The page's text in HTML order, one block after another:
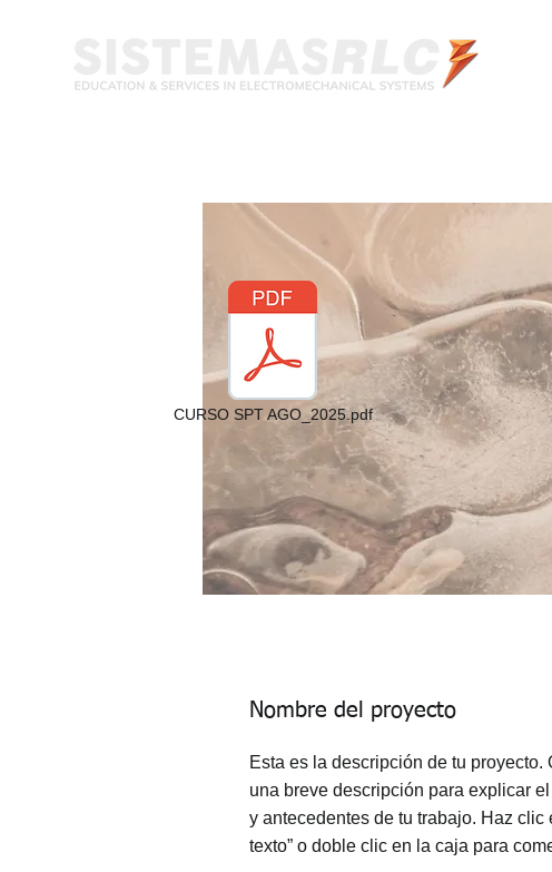
CURSO SPT AGO_2025.pdf
Nombre del proyecto
Esta es la descripción de tu proyecto.
una breve descripción para explicar
y antecedentes de tu trabajo. Haz clic
texto” o doble clic en la caja para